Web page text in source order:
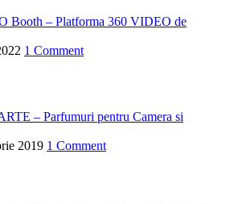
Booth – Platforma 360 VIDEO de
1 Comment
– Parfumuri pentru Camera si
2019 1 Comment